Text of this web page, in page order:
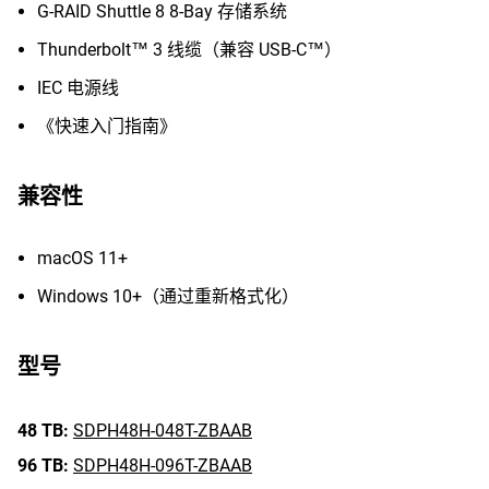
G-RAID Shuttle 8 8-Bay 存储系统
Thunderbolt™ 3 线缆（兼容 USB-C™）
IEC 电源线
《快速入门指南》
兼容性
macOS 11+
Windows 10+（通过重新格式化）
型号
48 TB: SDPH48H-048T-ZBAAB
96 TB: SDPH48H-096T-ZBAAB